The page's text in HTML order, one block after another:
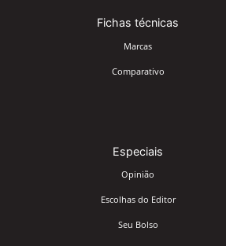
Fichas técnicas
Marcas
Comparativo
Especiais
Opinião
Escolhas do Editor
Seu Bolso